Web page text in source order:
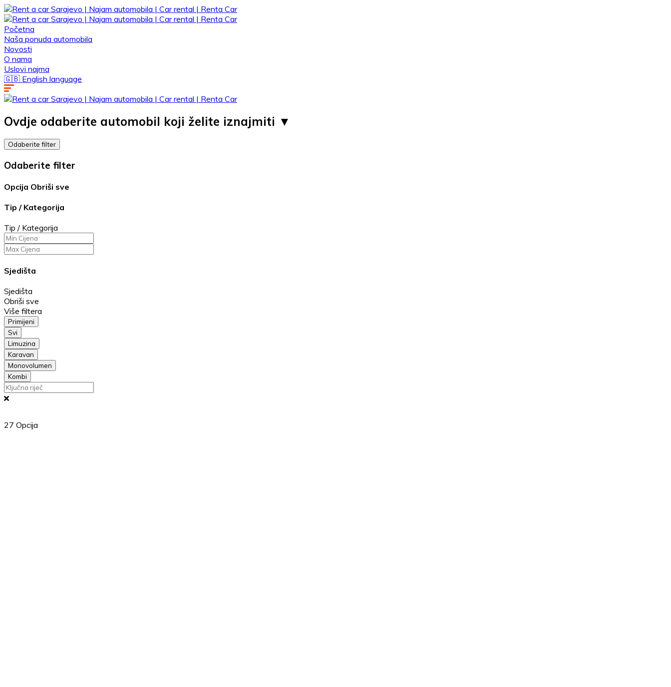
Početna
Naša ponuda automobila
Novosti
O nama
Uslovi najma
🇬🇧 English language
Ovdje odaberite automobil koji želite iznajmiti ▼ ​
Odaberite filter
Odaberite filter
Opcija Obriši sve
Tip / Kategorija
Tip / Kategorija
Sjedišta
Sjedišta
Obriši sve
Više filtera
Primijeni
Svi
Limuzina
Karavan
Monovolumen
Kombi
27 Opcija